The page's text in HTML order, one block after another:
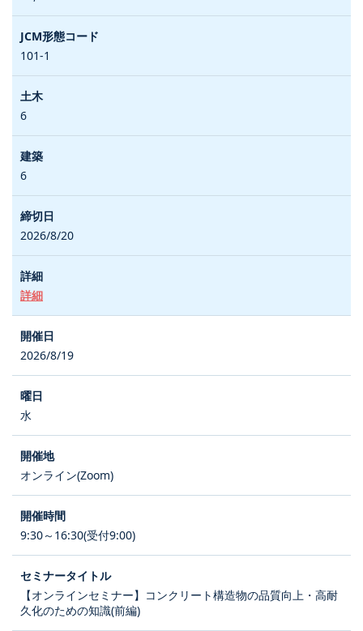
101-1
6
6
2026/8/20
詳細
2026/8/19
水
オンライン(Zoom)
9:30～16:30(受付9:00)
【オンラインセミナー】コンクリート構造物の品質向上・高耐
久化のための知識(前編)